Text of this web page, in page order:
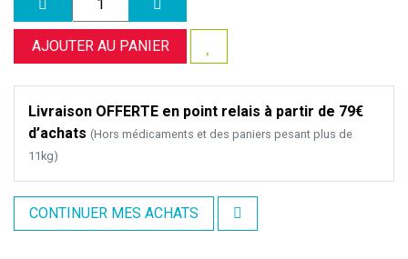
AJOUTER AU PANIER
Livraison OFFERTE en point relais à partir de 79€
d’achats (Hors médicaments et des paniers pesant plus de
11kg)
CONTINUER MES ACHATS